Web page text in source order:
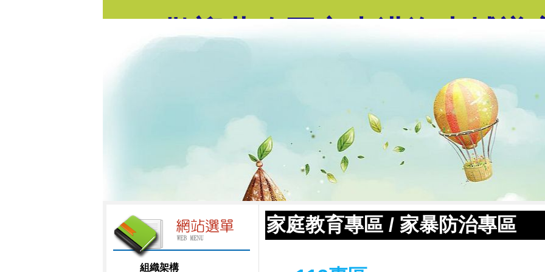
歡迎蒞臨國立東港海事輔導
組織架構
家庭教育專區/ 家暴防治專區